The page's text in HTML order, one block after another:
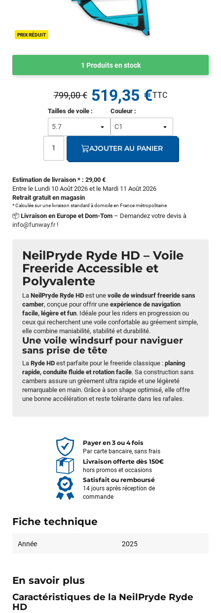
PRIX RÉDUIT
NeilPryde Ryde HD – Voile
Freeride Accessible et
Polyvalente
La NeilPryde Ryde HD est une voile de windsurf freeride sans
camber, conçue pour offrir une expérience de navigation
facile, légère et fun. Idéale pour les riders en progression ou
ceux qui recherchent une voile confortable au gréement simple,
elle combine maniabilité, stabilité et durabilité.
Une voile windsurf pour naviguer
sans prise de tête
La Ryde HD est parfaite pour le freeride classique : planing
rapide, conduite fluide et rotation facile. Sa construction sans
cambers assure un gréement ultra rapide et une légèreté
remarquable en main. Grâce à son shape optimisé, elle offre
une bonne accélération et reste tolérante dans les rafales.
1 Produits en stock
Estimation de livraison * : 29,00 €
Entre le Lundi 10 Août 2026 et le Mardi 11 Août 2026
Retrait gratuit en magasin
* Calculée sur une livraison standard à domicile en France métropolitaine
📦 Livraison en Europe et Dom-Tom – Demandez votre devis à
info@funway.fr!
Tailles de voile : Couleur :
799,00 € 519,35 €
AJOUTER AU PANIER
Payer en 3 ou 4 fois
Par carte bancaire, sans frais
Livraison offerte dès 150€
hors promos et occasions
Satisfait ou remboursé
14 jours après réception de
commande
Fiche technique
Année 2025
En savoir plus
Caractéristiques de la NeilPryde Ryde
HD